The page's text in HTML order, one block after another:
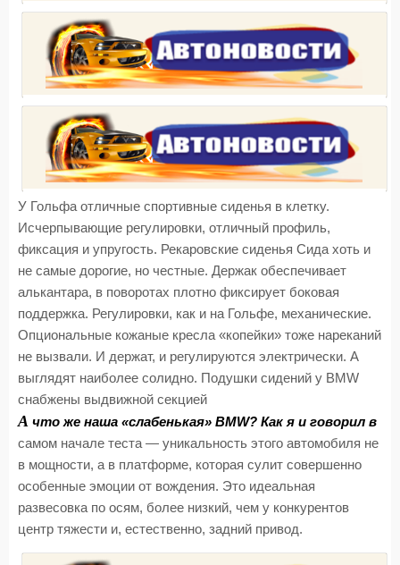
У Гольфа отличные спортивные сиденья в клетку.
Исчерпывающие регулировки, отличный профиль,
фиксация и упругость. Рекаровские сиденья Сида хоть и
не самые дорогие, но честные. Держак обеспечивает
алькантара, в поворотах плотно фиксирует боковая
поддержка. Регулировки, как и на Гольфе, механические.
Опциональные кожаные кресла «копейки» тоже нареканий
не вызвали. И держат, и регулируются электрически. А
выглядят наиболее солидно. Подушки сидений у BMW
снабжены выдвижной секцией
А что же наша «слабенькая» BMW? Как я и говорил в
самом начале теста — уникальность этого автомобиля не
в мощности, а в платформе, которая сулит совершенно
особенные эмоции от вождения. Это идеальная
развесовка по осям, более низкий, чем у конкурентов
центр тяжести и, естественно, задний привод.